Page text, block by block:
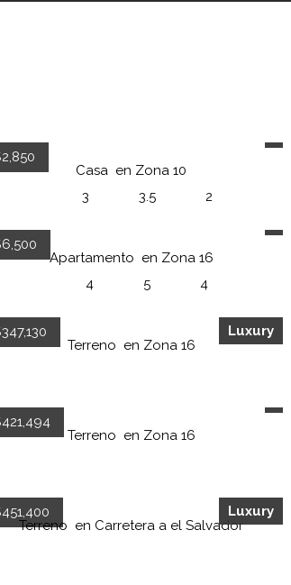
Casa en Zona 10
3
3.5 2
Apartamento en Zona 16
4
5 4
Luxury
Terreno en Zona 16
Terreno en Zona 16
Luxury
Terreno en Carretera a el Salvador